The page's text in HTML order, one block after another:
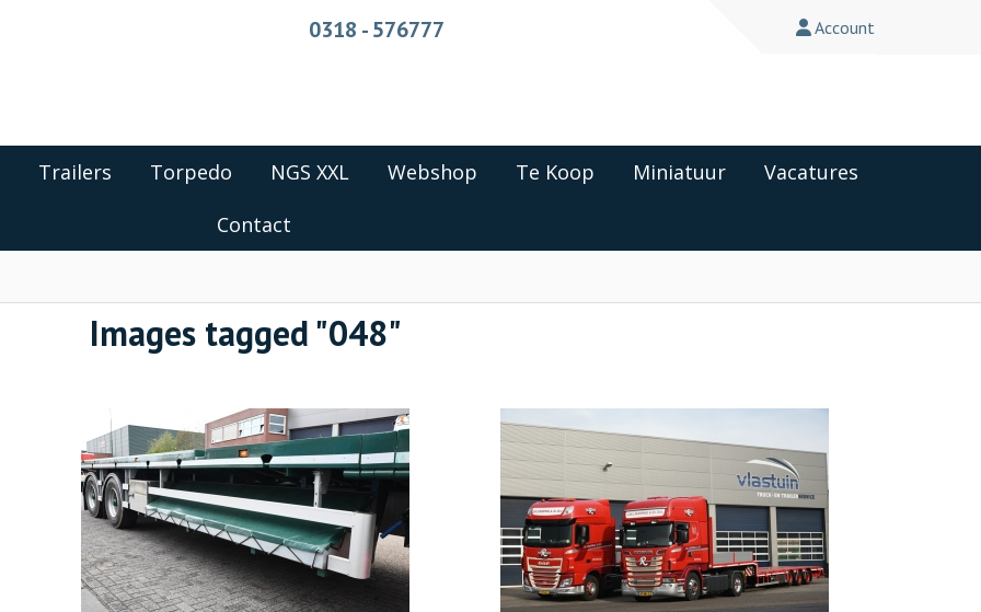
0318 - 576777 Account
Trailers Torpedo NGS XXL Webshop Te Koop Miniatuur
Vacatures
Contact
Images tagged "048"